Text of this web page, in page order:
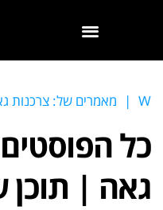
W
| מאמרים של: צרכנות
כל
גאה | תוכן